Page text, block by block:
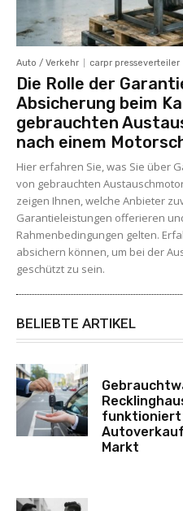
Auto / Verkehr carpr presseverteiler
Die Rolle der
Absicherung beim
gebrauchten
nach einem
Hier erfahren Sie, was Sie über
von gebrauchten
zeigen Ihnen, welche Anbieter
Garantieleistungen offerieren
Rahmenbedingungen gelten.
absichern können, um bei der
geschützt zu sein.
BELIEBTE ARTIKEL
funktioniert
Markt